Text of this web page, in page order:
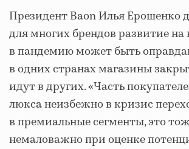
Президент Baon Илья Ерошенко
для многих брендов развитие
в пандемию может быть
в одних странах магазины
идут в других. «Часть
люкса неизбежно в кризис
в премиальные сегменты, это
немаловажно при оценке